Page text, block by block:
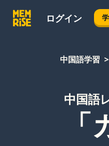
ログイン
中国語学習
中国語